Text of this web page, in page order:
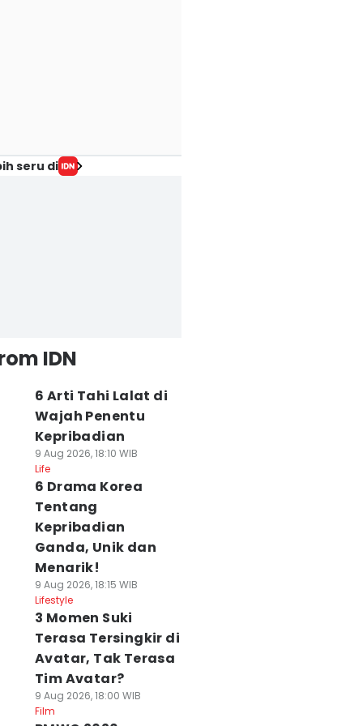
seru di
IDN
6 Arti Tahi Lalat di
Wajah Penentu
Kepribadian
9 Aug 2026, 18:10 WIB
Life
6 Drama Korea
Tentang
Kepribadian
Ganda, Unik dan
Menarik!
9 Aug 2026, 18:15 WIB
Lifestyle
3 Momen Suki
Terasa Tersingkir di
Avatar, Tak Terasa
Tim Avatar?
9 Aug 2026, 18:00 WIB
Film